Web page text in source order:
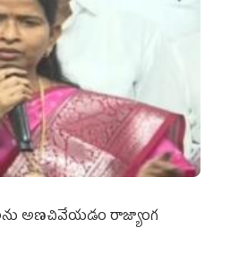
అణచివేయడం రాజ్యాంగ